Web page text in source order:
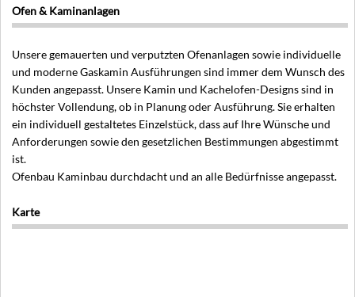
Ofen & Kaminanlagen
Unsere gemauerten und verputzten Ofenanlagen sowie individuelle
und moderne Gaskamin Ausführungen sind immer dem Wunsch des
Kunden angepasst. Unsere Kamin und Kachelofen-Designs sind in
höchster Vollendung, ob in Planung oder Ausführung. Sie erhalten
ein individuell gestaltetes Einzelstück, dass auf Ihre Wünsche und
Anforderungen sowie den gesetzlichen Bestimmungen abgestimmt
ist.
Ofenbau Kaminbau durchdacht und an alle Bedürfnisse angepasst.
Karte